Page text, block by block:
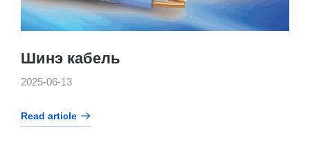
Шинэ кабель
2025-06-13
Read article